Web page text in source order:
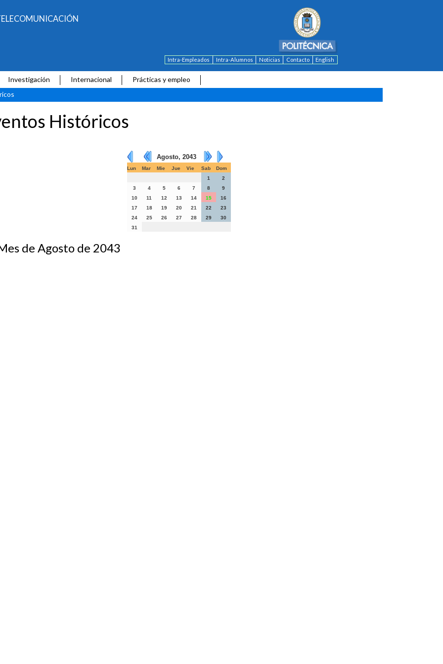
Intra-Empleados Intra-Alumnos Noticias Contacto English
Investigación Internacional
Prácticas y empleo
Históricos
Agosto, 2043
Lun Mar Mie Jue Vie Sab
Dom
1
2
3
4 5 6 7 8
9
10
11 12 13 14 15
16
17
18 19 20 21 22
23
24
25 26 27 28 29
30
31
de Agosto de 2043